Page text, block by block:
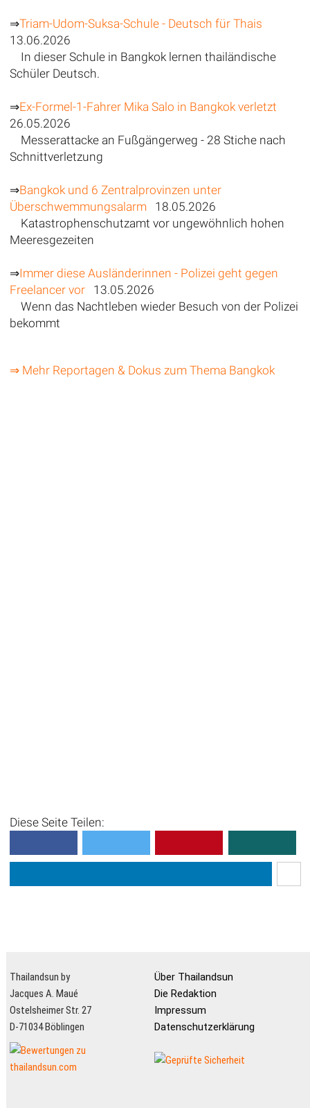
⇒Triam-Udom-Suksa-Schule - Deutsch für Thais
13.06.2026
In dieser Schule in Bangkok lernen thailändische
Schüler Deutsch.
⇒Ex-Formel-1-Fahrer Mika Salo in Bangkok verletzt
26.05.2026
Messerattacke an Fußgängerweg - 28 Stiche nach
Schnittverletzung
⇒Bangkok und 6 Zentralprovinzen unter
Überschwemmungsalarm18.05.2026
Katastrophenschutzamt vor ungewöhnlich hohen
Meeresgezeiten
⇒Immer diese Ausländerinnen - Polizei geht gegen
Freelancer vor13.05.2026
Wenn das Nachtleben wieder Besuch von der Polizei
bekommt
⇒ Mehr Reportagen & Dokus zum Thema Bangkok
Diese Seite Teilen:
Thailandsun by
Jacques A. Maué
Ostelsheimer Str. 27
D-71034 Böblingen
Über Thailandsun
Die Redaktion
Impressum
Datenschutzerklärung